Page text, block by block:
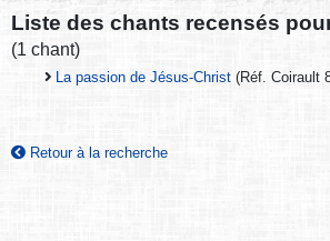
Liste des chants recensés
(1 chant)
La passion de Jésus-Christ (Réf. Coirault
Retour à la recherche